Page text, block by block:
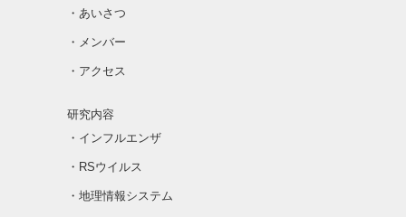
・あいさつ
・メンバー
・アクセス
研究内容
・インフルエンザ
・RSウイルス
・地理情報システム